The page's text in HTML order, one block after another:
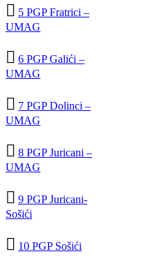
 5 PGP Fratrici –
UMAG
 6 PGP Galići –
UMAG
 7 PGP Dolinci –
UMAG
 8 PGP Juricani –
UMAG
 9 PGP Juricani-
Sošići
 10 PGP Sošići